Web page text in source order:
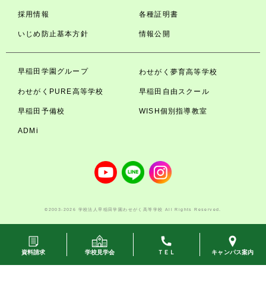
資料請求 学校見学会 ＴＥＬ キャンパス案内
採用情報 各種証明書
いじめ防止基本方針 情報公開
早稲田学園グループ わせがく夢育高等学校
わせがくPURE高等学校 早稲田自由スクール
早稲田予備校 WISH個別指導教室
ADMi
©2003-2026 学校法人早稲田学園わせがく高等学校 All Rights Reserved.